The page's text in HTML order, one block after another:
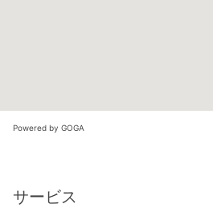
Powered by GOGA
サービス